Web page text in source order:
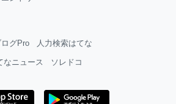
グPro 人力検索はてな
なニュース ソレドコ